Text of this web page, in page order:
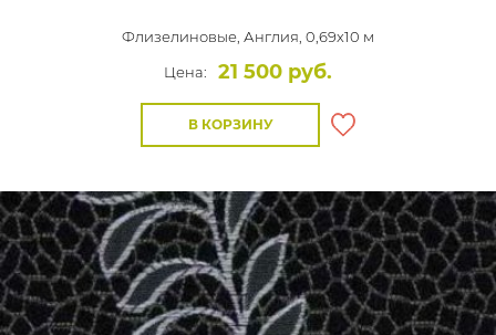
Флизелиновые, Англия, 0,69x10 м
Цена:
21 500 руб.
В КОРЗИНУ